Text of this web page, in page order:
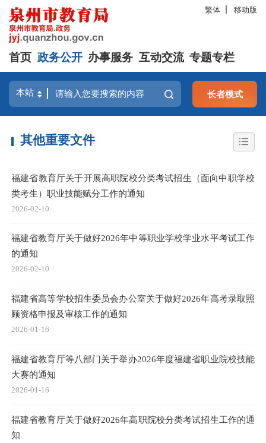
繁体 移动版
首页 政务公开 办事服务 互动交流 专题专栏
长者模式
其他重要文件
福建省教育厅关于开展高职院校分类考试招生（面向中职学校
类考生）职业技能赋分工作的通知
2026-02-10
福建省教育厅关于做好2026年中等职业学校学业水平考试工作
的通知
2026-02-10
福建省高等学校招生委员会办公室关于做好2026年高考录取照
顾资格申报及审核工作的通知
2026-01-16
福建省教育厅等八部门关于举办2026年度福建省职业院校技能
大赛的通知
2026-01-16
福建省教育厅关于做好2026年高职院校分类考试招生工作的通
知